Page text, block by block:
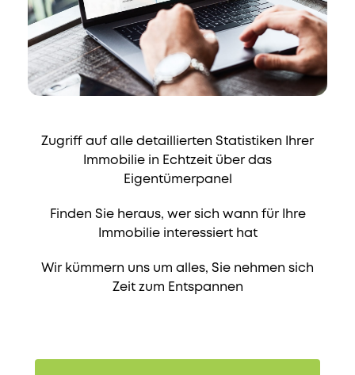
Zugriff auf alle detaillierten Statistiken Ihrer
Immobilie in Echtzeit über das
Eigentümerpanel
Finden Sie heraus, wer sich wann für Ihre
Immobilie interessiert hat
Wir kümmern uns um alles, Sie nehmen sich
Zeit zum Entspannen